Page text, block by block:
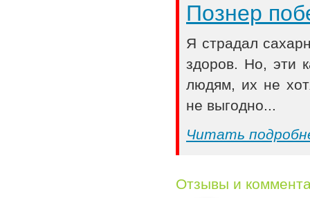
Познер
Я страдал
здоров. Но, эти
людям, их не
не выгодно...
Читать
Отзывы и